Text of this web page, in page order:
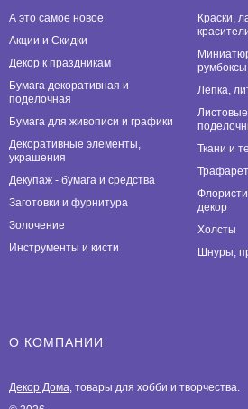
А это самое новое
Акции и Скидки
Декор к праздникам
Бумага декоративная и
поделочная
Бумага для живописи и графики
Декоративные элементы,
украшения
Декупаж - бумага и средства
Заготовки и фурнитура
Золочение
Инструменты и кисти
Краски,
Лепка,
Ткани и
декор
Холсты
Шнуры,
О КОМПАНИИ
Декор Дома , товары для хобби и творчества.